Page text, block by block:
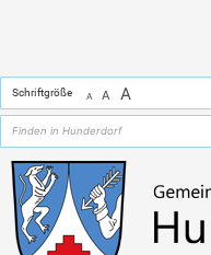
Schriftgröße A A A